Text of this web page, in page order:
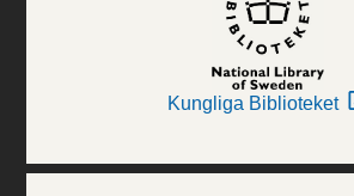
Kungliga Biblioteket